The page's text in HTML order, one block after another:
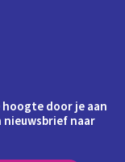
door je aan
nieuwsbrief naar